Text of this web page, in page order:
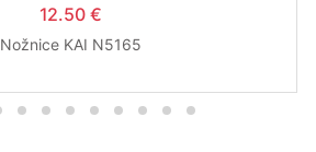
12.50 €
Nožnice KAI N5165